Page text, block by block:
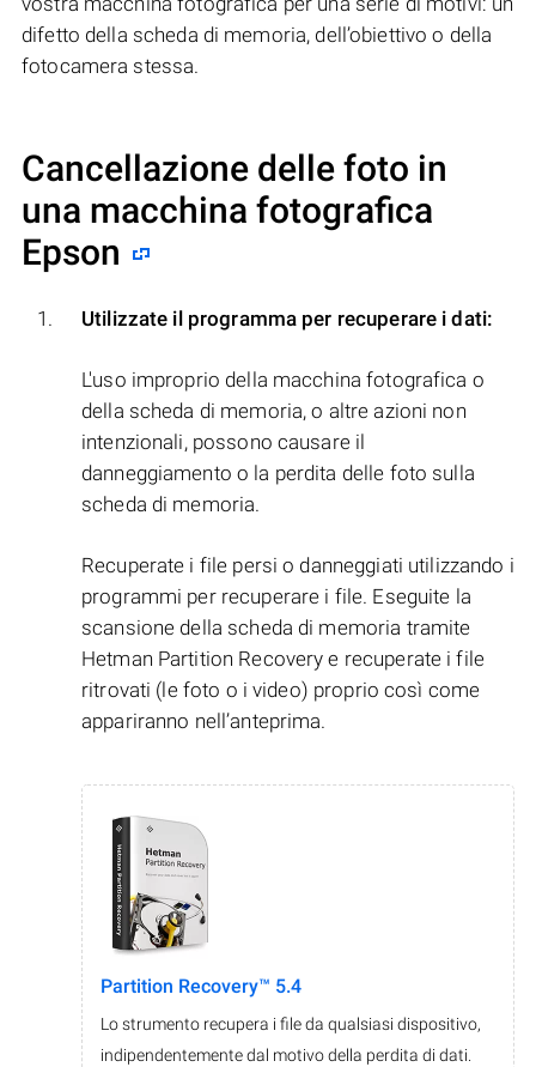
difetto della scheda di memoria, dell’obiettivo o della
fotocamera stessa.
Cancellazione delle foto in
una macchina fotografica
Epson
Utilizzate il programma per recuperare i dati:
L'uso improprio della macchina fotografica o
della scheda di memoria, o altre azioni non
intenzionali, possono causare il
danneggiamento o la perdita delle foto sulla
scheda di memoria.
Recuperate i file persi o danneggiati utilizzando i
programmi per recuperare i file. Eseguite la
scansione della scheda di memoria tramite
Hetman Partition Recovery e recuperate i file
ritrovati (le foto o i video) proprio così come
appariranno nell’anteprima.
Partition Recovery™ 5.4
Lo strumento recupera i file da qualsiasi dispositivo,
indipendentemente dal motivo della perdita di dati.